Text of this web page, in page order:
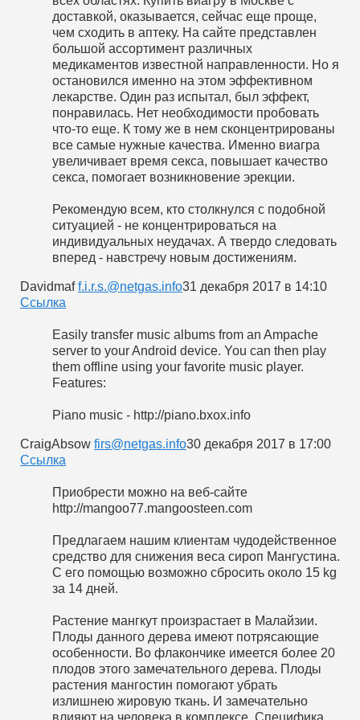
доставкой, оказывается, сейчас еще проще,
чем сходить в аптеку. На сайте представлен
большой ассортимент различных
медикаментов известной направленности. Но я
остановился именно на этом эффективном
лекарстве. Один раз испытал, был эффект,
понравилась. Нет необходимости пробовать
что-то еще. К тому же в нем сконцентрированы
все самые нужные качества. Именно виагра
увеличивает время секса, повышает качество
секса, помогает возникновение эрекции.
Рекомендую всем, кто столкнулся с подобной
ситуацией - не концентрироваться на
индивидуальных неудачах. А твердо следовать
вперед - навстречу новым достижениям.
Davidmaf f.i.r.s.@netgas.info31 декабря 2017 в 14:10
Cсылка
Easily transfer music albums from an Ampache
server to your Android device. You can then play
them offline using your favorite music player.
Features:
Piano music - http://piano.bxox.info
CraigAbsow firs@netgas.info30 декабря 2017 в 17:00
Cсылка
Приобрести можно на веб-сайте
http://mangoo77.mangoosteen.com
Предлагаем нашим клиентам чудодейственное
средство для снижения веса сироп Мангустина.
С его помощью возможно сбросить около 15 kg
за 14 дней.
Растение мангкут произрастает в Малайзии.
Плоды данного дерева имеют потрясающие
особенности. Во флакончике имеется более 20
плодов этого замечательного дерева. Плоды
растения мангостин помогают убрать
излишнею жировую ткань. И замечательно
влияют на человека в комплексе. Специфика